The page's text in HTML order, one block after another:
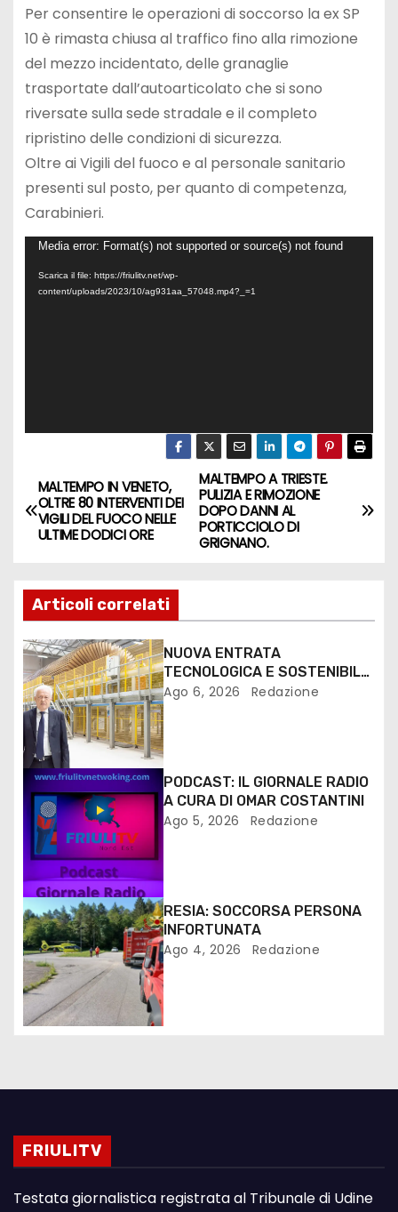
Per consentire le operazioni di soccorso la ex SP
10 è rimasta chiusa al traffico fino alla rimozione
del mezzo incidentato, delle granaglie
trasportate dall’autoarticolato che si sono
riversate sulla sede stradale e il completo
ripristino delle condizioni di sicurezza.
Oltre ai Vigili del fuoco e al personale sanitario
presenti sul posto, per quanto di competenza,
Carabinieri.
Media error: Format(s) not supported or source(s) not found
Scarica il file: https://friulitv.net/wp-
content/uploads/2023/10/ag931aa_57048.mp4?_=1
MALTEMPO A TRIESTE.
PULIZIA E RIMOZIONE
DOPO DANNI AL
PORTICCIOLO DI
GRIGNANO.
MALTEMPO IN VENETO,
OLTRE 80 INTERVENTI DEI
VIGILI DEL FUOCO NELLE
ULTIME DODICI ORE
Articoli correlati
NUOVA ENTRATA
TECNOLOGICA E SOSTENIBILE
PER I MEZZI PESANTI ALLA
Ago 6, 2026 Redazione
PODCAST: IL GIORNALE RADIO
A CURA DI OMAR COSTANTINI
Ago 5, 2026 Redazione
RESIA: SOCCORSA PERSONA
INFORTUNATA
Ago 4, 2026 Redazione
FRIULITV
Testata giornalistica registrata al Tribunale di Udine